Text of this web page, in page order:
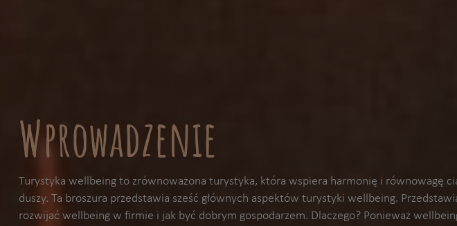
Wprowadzenie
Turystyka wellbeing to zrównoważona turystyka, która wspiera harmonię i równowagę
duszy. Ta broszura przedstawia sześć głównych aspektów turystyki wellbeing.
rozwijać wellbeing w firmie i jak być dobrym gospodarzem. Dlaczego? Ponieważ